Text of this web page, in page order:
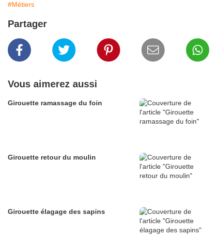
#Métiers
Partager
Vous aimerez aussi
Girouette ramassage du foin
Girouette retour du moulin
Girouette élagage des sapins